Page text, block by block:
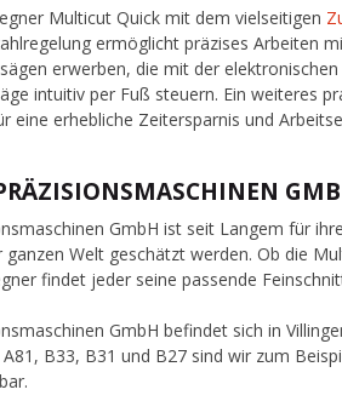
Multicut Quick mit dem vielseitigen
ermöglicht präzises Arbeiten
erwerben, die mit der
intuitiv per Fuß steuern. Ein weiteres
eine erhebliche Zeitersparnis und
GmbH ist seit Langem für
Welt geschätzt werden. Ob die
findet jeder seine passende
GmbH befindet sich in
B33, B31 und B27 sind wir zum